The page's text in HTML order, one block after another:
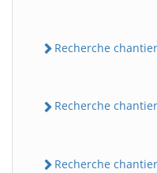
Recherche
Recherche
Recherche